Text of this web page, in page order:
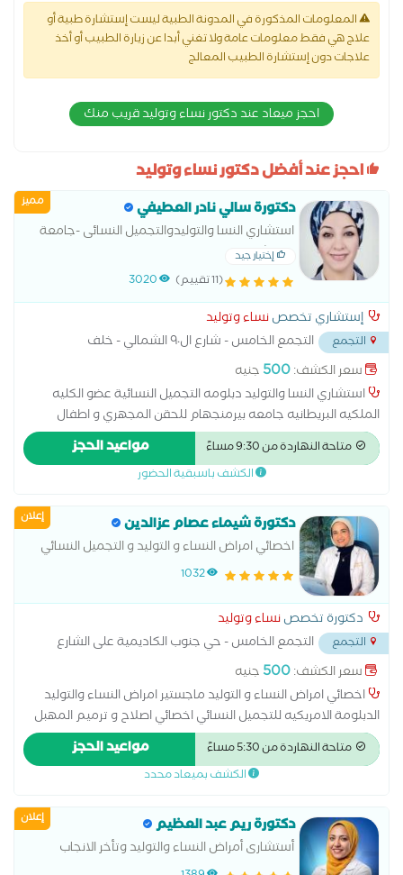
المعلومات المذكورة في المدونة الطبية ليست إستشارة طبية أو
علاج هي فقط معلومات عامة ولا تغني أبدا عن زيارة الطبيب أو أخذ
علاجات دون إستشارة الطبيب المعالج
احجز ميعاد عند دكتور نساء وتوليد قريب منك
احجز عند أفضل دكتور نساء وتوليد
مميز دكتورة سالي نادر العطيفي
استشاري النسا والتوليدوالتجميل النسائى -جامعة
عين شمس
إختيار جيد
(11 تقييم) 3020
إستشاري تخصصنساء وتوليد
التجمع
التجمع الخامس - شارع ال٩٠ الشمالي - خلف
المستشفي الجوي...سعر الكشف:500 جنيه
استشاري النسا والتوليد دبلومه التجميل النسائية عضو الكليه
الملكيه البريطانيه جامعه بيرمنجهام للحقن المجهري و اطفال
الانابيب متخصصة فى ( الولادة الطبيعية والقيصرية - الربط- وتكيس
المبايض- المناظير - الحقن المجهرى - تجميل النسائى- تاخر الانجاب -
متاحة النهاردة من 9:30 مساءً مواعيد الحجز
الكشف باسبقية الحضور
إعلان دكتورة شيماء عصام عزالدين
اخصائي امراض النساء و التوليد و التجميل النسائي
ماجستير جامعة الاسكندرية دبلومة الامريكية في
1032
دكتورة تخصصنساء وتوليد
التجمع
التجمع الخامس - حي جنوب الكاديمية على الشارع
بين مسجد الشرطه ومسجد حسن الشربتلي
سعر الكشف:500 جنيه
اخصائي امراض النساء و التوليد ماجستير امراض النساء والتوليد
الدبلومة الامريكيه للتجميل النسائي اخصائي اصلاح و ترميم المهبل
ما بعد الولادات الطبيعية علاج التشنج المهبلي علاج تاخر الحمل و
المناظير الجراحيه
متاحة النهاردة من 5:30 مساءً مواعيد الحجز
الكشف بميعاد محدد
إعلان دكتورة ريم عبد العظيم
أستشارى أمراض النساء والتوليد وتأخر الانجاب
والعقم